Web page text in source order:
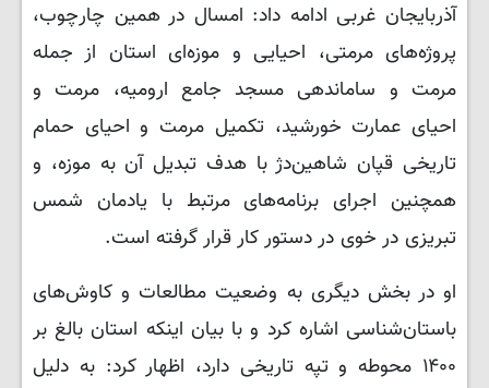
آذربایجان غربی ادامه داد: امسال در همین چارچوب،
پروژه‌های مرمتی، احیایی و موزه‌ای استان از جمله
مرمت و ساماندهی مسجد جامع ارومیه، مرمت و
احیای عمارت خورشید، تکمیل مرمت و احیای حمام
تاریخی قپان شاهین‌دژ با هدف تبدیل آن به موزه، و
همچنین اجرای برنامه‌های مرتبط با یادمان شمس
تبریزی در خوی در دستور کار قرار گرفته است.
او در بخش دیگری به وضعیت مطالعات و کاوش‌های
باستان‌شناسی اشاره کرد و با بیان اینکه استان بالغ بر
۱۴۰۰ محوطه و تپه تاریخی دارد، اظهار کرد: به دلیل